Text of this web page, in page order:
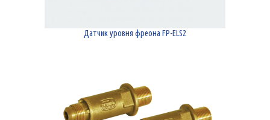
Датчик уровня фреона FP-ELS2